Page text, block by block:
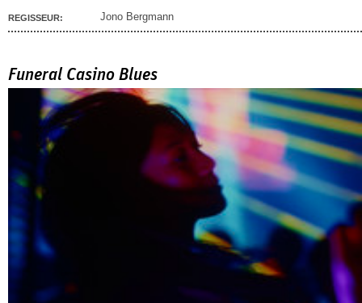
REGISSEUR: Jono Bergmann
Funeral Casino Blues